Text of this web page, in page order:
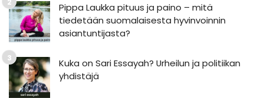
Pippa Laukka pituus ja paino – mitä
tiedetään suomalaisesta hyvinvoinnin
asiantuntijasta?
Kuka on Sari Essayah? Urheilun ja politiikan
yhdistäjä